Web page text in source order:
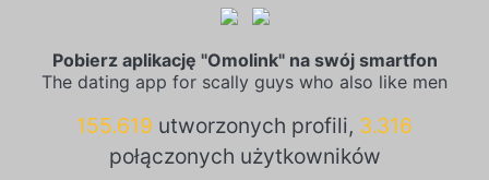
Pobierz aplikację "Omolink" na swój smartfon
The dating app for scally guys who also like men
155.619 utworzonych profili, 3.316
połączonych użytkowników